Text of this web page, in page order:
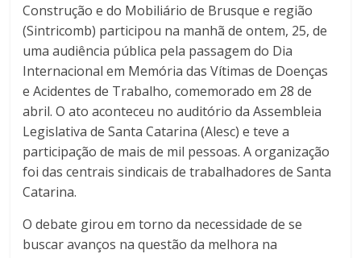
Construção e do Mobiliário de Brusque e região
(Sintricomb) participou na manhã de ontem, 25, de
uma audiência pública pela passagem do Dia
Internacional em Memória das Vítimas de Doenças
e Acidentes de Trabalho, comemorado em 28 de
abril. O ato aconteceu no auditório da Assembleia
Legislativa de Santa Catarina (Alesc) e teve a
participação de mais de mil pessoas. A organização
foi das centrais sindicais de trabalhadores de Santa
Catarina.
O debate girou em torno da necessidade de se
buscar avanços na questão da melhora na